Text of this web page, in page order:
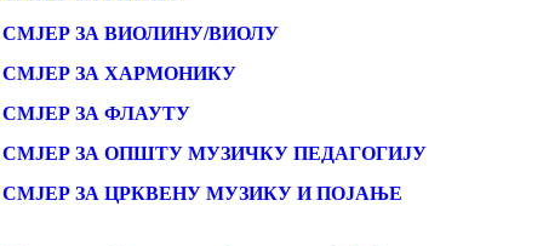
СМЈЕР ЗА ВИОЛИНУ/ВИОЛУ
СМЈЕР ЗА ХАРМОНИКУ
СМЈЕР ЗА ФЛАУТУ
СМЈЕР ЗА ОПШТУ МУЗИЧКУ ПЕДАГОГИЈУ
СМЈЕР ЗА ЦРКВЕНУ МУЗИКУ И ПОЈАЊЕ